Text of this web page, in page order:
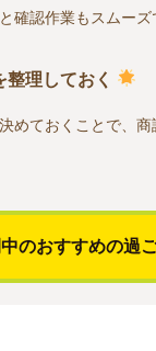
確認作業もスムーズ
理しておく
めておくことで、商
のおすすめの過